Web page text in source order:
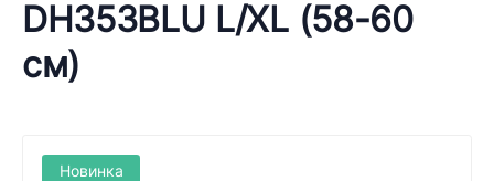
DH353BLU L/XL (58-60
см)
Новинка